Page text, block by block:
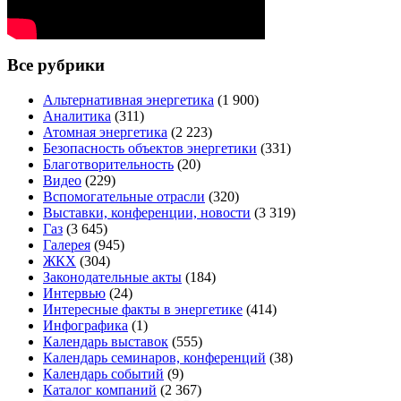
Все рубрики
Альтернативная энергетика (1 900)
Аналитика (311)
Атомная энергетика (2 223)
Безопасность объектов энергетики (331)
Благотворительность (20)
Видео (229)
Вспомогательные отрасли (320)
Выставки, конференции, новости (3 319)
Газ (3 645)
Галерея (945)
ЖКХ (304)
Законодательные акты (184)
Интервью (24)
Интересные факты в энергетике (414)
Инфографика (1)
Календарь выставок (555)
Календарь семинаров, конференций (38)
Календарь событий (9)
Каталог компаний (2 367)